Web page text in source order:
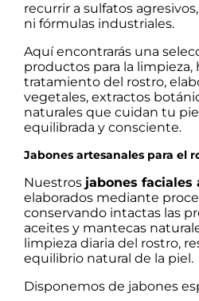
recurrir a sulfatos
ni fórmulas industriales.
Aquí encontrarás una
productos para la limpieza,
tratamiento del rostro,
vegetales, extractos
naturales que cuidan tu
equilibrada y consciente.
Jabones artesanales para el
Nuestros jabones faciales
elaborados mediante
conservando intactas las
aceites y mantecas
limpieza diaria del rostro,
equilibrio natural de la piel.
Disponemos de jabones